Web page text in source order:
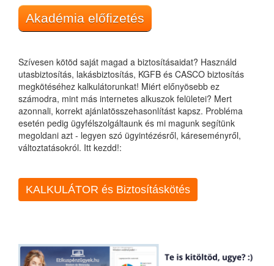
Akadémia előfizetés
Szívesen kötöd saját magad a biztosításaidat? Használd
utasbiztosítás, lakásbiztosítás, KGFB és CASCO biztosítás
megkötéséhez kalkulátorunkat! Miért előnyösebb ez
számodra, mint más internetes alkuszok felületei? Mert
azonnali, korrekt ajánlatösszehasonlítást kapsz. Probléma
esetén pedig ügyfélszolgáltaunk és mi magunk segítünk
megoldani azt - legyen szó ügyintézésről, káreseményről,
változtatásokról. Itt kezdd!:
KALKULÁTOR és Biztosításkötés